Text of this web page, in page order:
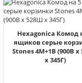
Hexagonica Комод
ящиков серые
Stones 4М+1В (900В
х 345Г)